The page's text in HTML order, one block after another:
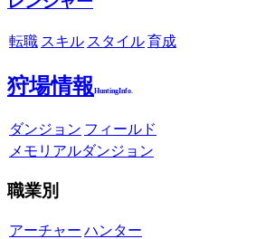
転職 スキル スタイル育成
狩場情報HuntingInfo.
ダンジョン フィールド
メモリアルダンジョン
職業別
アーチャー ハンター